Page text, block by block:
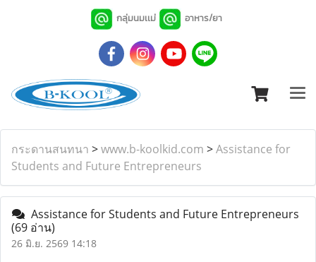
กลุ่มนมเเม่ อาหาร/ยา
กระดานสนทนา >www.b-koolkid.com >Assistance for
Students and Future Entrepreneurs
Assistance for Students and Future Entrepreneurs
(69 อ่าน)
26 มิ.ย. 2569 14:18